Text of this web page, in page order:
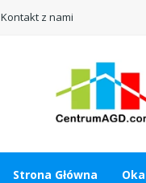
Kontakt z nami
Strona Główna